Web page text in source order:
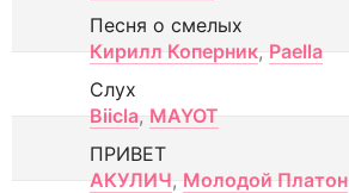
Песня о смелых
Кирилл Коперник, Paella
Слух
Biicla, MAYOT
ПРИВЕТ
АКУЛИЧ, Молодой Платон